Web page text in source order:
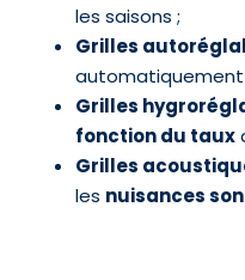
les saisons ;
Grilles
automatiquement
Grilles
fonction du taux
Grilles
les nuisances